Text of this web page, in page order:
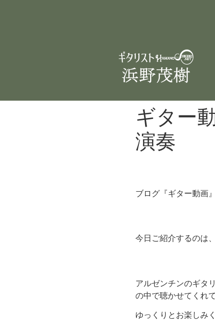
ギター
演奏
ブログ『ギター動画
今日ご紹介するのは
アルゼンチンのギタ
の中で聴かせてくれ
ゆっくりとお楽しみ